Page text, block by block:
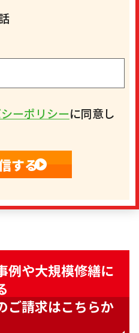
ーポリシーに同意し
例や大規模修繕に
ご請求はこちらか